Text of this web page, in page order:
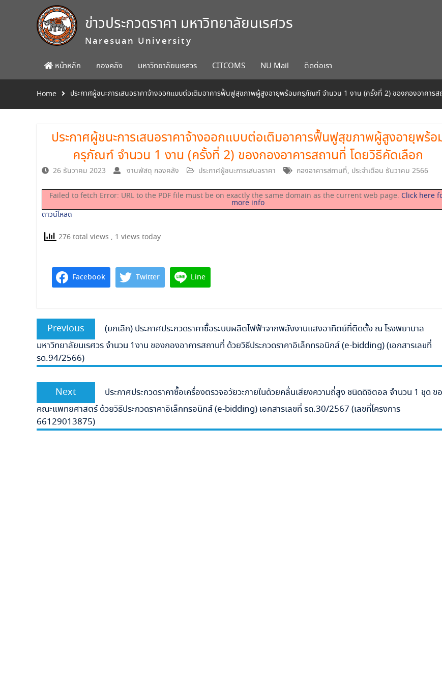
ข่าวประกวดราคา มหาวิทยาลัยนเรศวร
Naresuan University
หน้าหลัก กองคลัง มหาวิทยาลัยนเรศวร CITCOMS NU Mail ติดต่อเรา
Home ประกาศผู้ชนะการเสนอราคาจ้างออกแบบต่อเติมอาคารฟื้นฟูสุขภาพผู้สูงอายุพร้อมครุภัณฑ์ จำนวน 1 งาน (ครั้งที่ 2) ของกองอาคารส
ประกาศผู้ชนะการเสนอราคาจ้างออกแบบต่อเติมอาคารฟื้นฟูสุขภาพผู้สูงอายุพร้อ
ครุภัณฑ์ จำนวน 1 งาน (ครั้งที่ 2) ของกองอาคารสถานที่ โดยวิธีคัดเลือก
26 ธันวาคม 2023 งานพัสดุ กองคลัง ประกาศผู้ชนะการเสนอราคา กองอาคารสถานที่, ประจำเดือน ธันวาคม 2566
Failed to fetch Error: URL to the PDF file must be on exactly the same domain as the current web page. Click here
more info
ดาวน์โหลด
276 total views , 1 views today
Facebook Twitter Line
แนะแนว
เรื่อง
Previous
Previous
post:
(ยกเลิก) ประกาศประกวดราคาซื้อระบบผลิตไฟฟ้าจากพลังงานแสงอาทิตย์ที่ติดตั้ง ณ โรงพยาบาล
มหาวิทยาลัยนเรศวร จำนวน 1งาน ของกองอาคารสถานที่ ด้วยวิธีประกวดราคาอิเล็กทรอนิกส์ (e-bidding) (เอกสารเลขที่
รด.94/2566)
Next
Next
post:
ประกาศประกวดราคาซื้อเครื่องตรวจอวัยวะภายในด้วยคลื่นเสียงความถี่สูง ชนิดดิจิตอล จำนวน 1 ชุด ข
คณะแพทยศาสตร์ ด้วยวิธีประกวดราคาอิเล็กทรอนิกส์ (e-bidding) เอกสารเลขที่ รด.30/2567 (เลขที่โครงการ
66129013875)